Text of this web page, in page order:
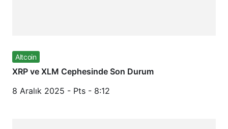
Altcoin
XRP ve XLM Cephesinde Son Durum
8 Aralık 2025 - Pts - 8:12